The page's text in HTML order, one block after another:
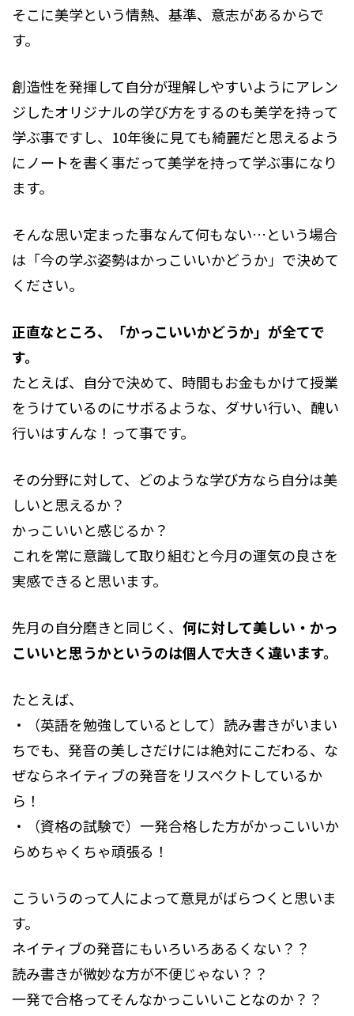
そこに美学という情熱、基準、意志があるからで
す。
創造性を発揮して自分が理解しやすいようにアレン
ジしたオリジナルの学び方をするのも美学を持って
学ぶ事ですし、10年後に見ても綺麗だと思えるよう
にノートを書く事だって美学を持って学ぶ事になり
ます。
そんな思い定まった事なんて何もない…という場合
は「今の学ぶ姿勢はかっこいいかどうか」で決めて
ください。
正直なところ、「かっこいいかどうか」が全てで
す。
たとえば、自分で決めて、時間もお金もかけて授業
をうけているのにサボるような、ダサい行い、醜い
行いはすんな！って事です。
その分野に対して、どのような学び方なら自分は美
しいと思えるか？
かっこいいと感じるか？
これを常に意識して取り組むと今月の運気の良さを
実感できると思います。
先月の自分磨きと同じく、 何に対して美しい・かっ
こいいと思うかというのは個人で大きく違います。
たとえば、
・（英語を勉強しているとして）読み書きがいまい
ちでも、発音の美しさだけには絶対にこだわる、な
ぜならネイティブの発音をリスペクトしているか
ら！
・（資格の試験で）一発合格した方がかっこいいか
らめちゃくちゃ頑張る！
こういうのって人によって意見がばらつくと思いま
す。
ネイティブの発音にもいろいろあるくない？？
読み書きが微妙な方が不便じゃない？？
一発で合格ってそんなかっこいいことなのか？？